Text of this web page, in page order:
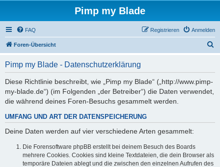
Pimp my Blade
FAQ Anmelden
Registrieren
Foren-Übersicht
Pimp my Blade - Datenschutzerklärung
Diese Richtlinie beschreibt, wie „Pimp my Blade“ („http://www.pimp-
my-blade.de“) (im Folgenden „der Betreiber“) die Daten verwendet,
die während deines Foren-Besuchs gesammelt werden.
UMFANG UND ART DER DATENSPEICHERUNG
Deine Daten werden auf vier verschiedene Arten gesammelt:
Die Forensoftware phpBB erstellt bei deinem Besuch des Boards
mehrere Cookies. Cookies sind kleine Textdateien, die dein Browser als
temporäre Dateien ablegt und die zwischen den einzelnen Aufrufen des